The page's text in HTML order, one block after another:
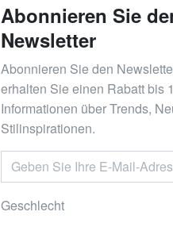
Abonnieren Sie
Newsletter
Abonnieren Sie den
erhalten Sie einen Rabatt bis
Informationen über Trends,
Stilinspirationen.
Geschlecht